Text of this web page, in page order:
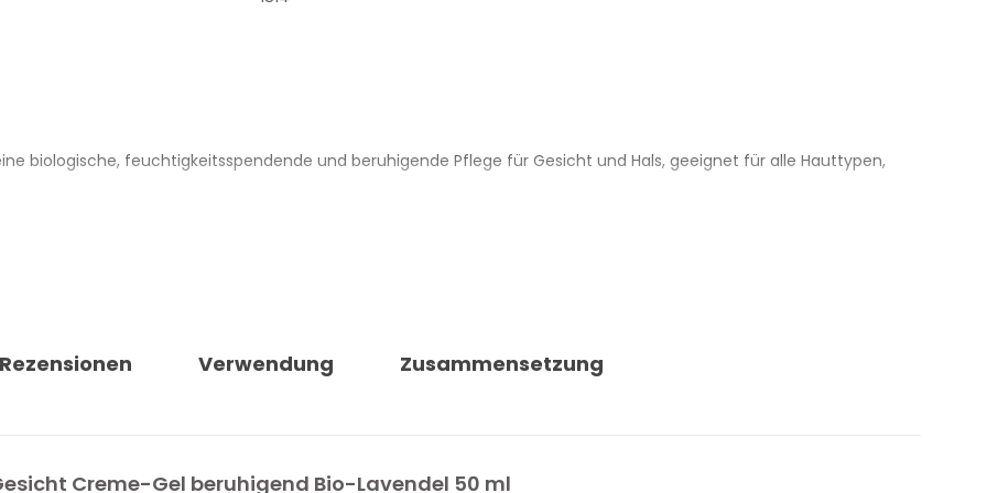
biologische, feuchtigkeitsspendende und beruhigende Pflege für Gesicht und Hals, geeignet für alle Hauttypen,
und hinterlässt ein frisches, weiches, elastisches und angenehmes Hautgefühl auf trockener und dehydrierter
Rezensionen Verwendung Zusammensetzung
Creme-Gel beruhigend Bio-Lavendel 50 ml